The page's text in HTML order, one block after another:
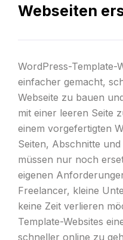
Webseiten
WordPress-Template-
einfacher gemacht,
Webseite zu bauen
mit einer leeren Seite
einem vorgefertigten
Seiten, Abschnitte
müssen nur noch
eigenen
Freelancer, kleine
keine Zeit verlieren
Template-Websites
schneller online zu